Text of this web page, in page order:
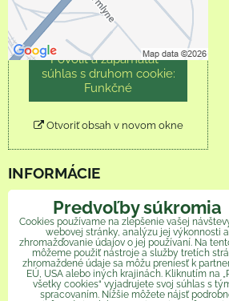
Povoliť tentokrát
Povoliť a zapamätať -
súhlas s druhom cookie:
Funkčné
Otvoriť obsah v novom okne
INFORMÁCIE
Obchodné podmienky
Reklamačný poriadok
Ochrana osobných údajov
Veľkoobchod
Predvoľby súkromia
Cookies používame na zlepšenie vašej
webovej stránky, analýzu jej výkonnosti a
zhromažďovanie údajov o jej používaní. Na
môžeme použiť nástroje a služby tretích
zhromaždené údaje sa môžu preniesť k
EÚ, USA alebo iných krajinách. Kliknutím na
všetky cookies“ vyjadrujete svoj súhlas s
spracovaním. Nižšie môžete nájsť